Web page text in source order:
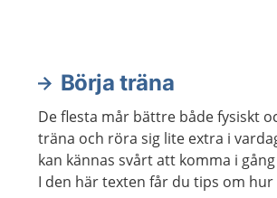
Börja träna
De flesta mår bättre både fysiskt
träna och röra sig lite extra i
kan kännas svårt att komma i
I den här texten får du tips om hur